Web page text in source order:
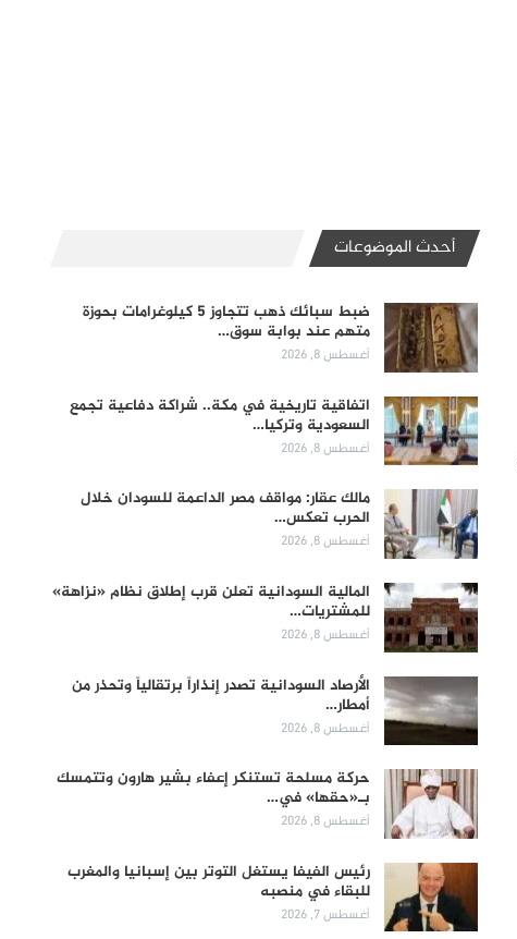
أحدث الموضوعات
ضبط سبائك ذهب تتجاوز 5 كيلوغرامات بحوزة
متهم عند بوابة سوق…
أغسطس 8, 2026
اتفاقية تاريخية في مكة.. شراكة دفاعية تجمع
السعودية وتركيا…
أغسطس 8, 2026
مالك عقار: مواقف مصر الداعمة للسودان خلال
الحرب تعكس…
أغسطس 8, 2026
المالية السودانية تعلن قرب إطلاق نظام «نزاهة»
للمشتريات…
أغسطس 8, 2026
الأرصاد السودانية تصدر إنذاراً برتقالياً وتحذر من
أمطار…
أغسطس 8, 2026
حركة مسلحة تستنكر إعفاء بشير هارون وتتمسك
بـ«حقها» في…
أغسطس 8, 2026
رئيس الفيفا يستغل التوتر بين إسبانيا والمغرب
للبقاء في منصبه
أغسطس 7, 2026